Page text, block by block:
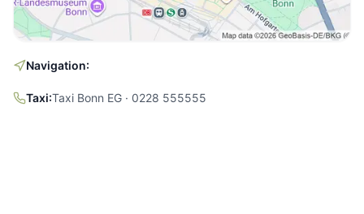
Navigation:
Taxi:Taxi Bonn EG · 0228 555555